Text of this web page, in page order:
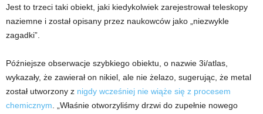
Jest to trzeci taki obiekt, jaki kiedykolwiek zarejestrował teleskopy
naziemne i został opisany przez naukowców jako „niezwykle
zagadki”.
Późniejsze obserwacje szybkiego obiektu, o nazwie 3i/atlas,
wykazały, że zawierał on nikiel, ale nie żelazo, sugerując, że metal
został utworzony z nigdy wcześniej nie wiąże się z procesem
chemicznym . „Właśnie otworzyliśmy drzwi do zupełnie nowego